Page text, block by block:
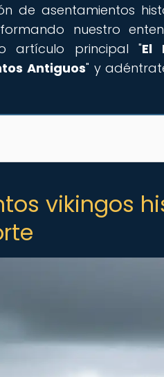
de asentamientos
nuestro
artículo principal "El
Antiguos" y
vikingos